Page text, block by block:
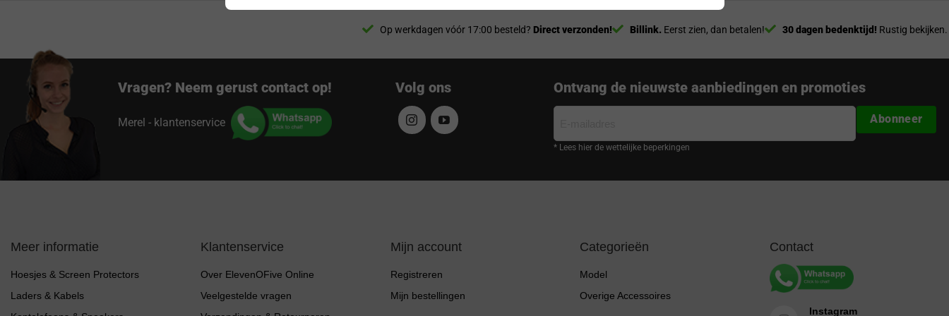
Op werkdagen vóór 17:00 besteld? Direct verzonden! Billink. Eerst zien, dan betalen! 30 dagen bedenktijd! Rustig bekijken.
Vragen? Neem gerust contact op!
Merel - klantenservice
Volg ons Ontvang de nieuwste aanbiedingen en promoties
* Lees hier de wettelijke beperkingen
Abonneer
Meer informatie
Hoesjes & Screen Protectors
Laders & Kabels
Klantenservice
Over ElevenOFive Online
Veelgestelde vragen
Mijn account
Registreren
Mijn bestellingen
Categorieën
Model
Overige Accessoires
Contact
Instagram